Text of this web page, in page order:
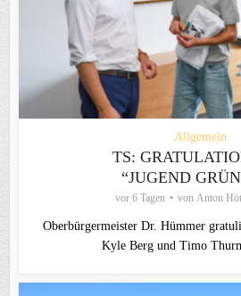
Allgemein
TS:
“JUGEND
vor 6 Tagen von Anton
Oberbürgermeister Dr. Hümmer
Kyle Berg und Timo